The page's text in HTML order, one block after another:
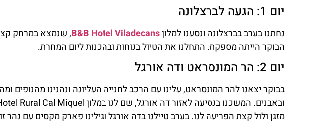
יום 1: הגעה לברצלונה
נחתנו בערב בברצלונה ונסענו למלוןB&B Hotel Viladecans, שנמצא במרחק
הבוקר הייתה מספקת. התחלנו את הטיול בנוחות ובהכנות ליום המחרת.
יום 2: הר המונסראט ודה אורגל
בבוקר יצאנו להר המונסראט, עלינו עם הרכב לחנייה העליונה ונהנינו מהנופים
מזגן ולול קצת הפריעה לנו. בערב טיילנו בדה אורגל וגילינו פארק מקסים עם נהר